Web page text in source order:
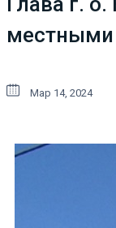
местными
Мар 14, 2024